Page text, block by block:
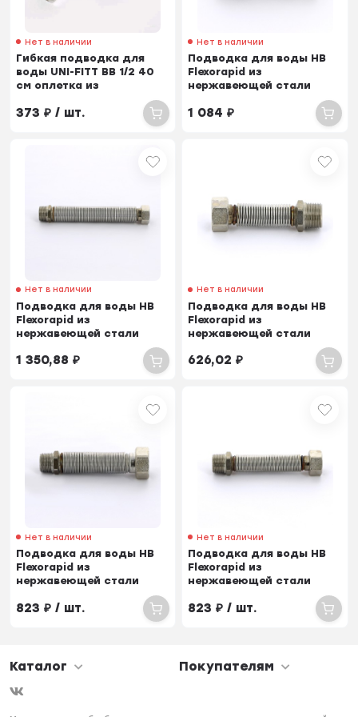
Нет в наличии
Гибкая подводка для
воды UNI-FITT ВВ 1/2 40
см оплетка из
373₽ / шт.
Нет в наличии
Подводка для воды НВ
Flexorapid из
нержавеющей стали
1 084₽
Нет в наличии
Подводка для воды НВ
Flexorapid из
нержавеющей стали
1 350,88₽
Нет в наличии
Подводка для воды НВ
Flexorapid из
нержавеющей стали
626,02₽
Нет в наличии
Подводка для воды НВ
Flexorapid из
нержавеющей стали
EMMETI 1/2х3/4 10-19.5см
823₽ / шт.
Нет в наличии
Подводка для воды НВ
Flexorapid из
нержавеющей стали
823₽ / шт.
Каталог Покупателям